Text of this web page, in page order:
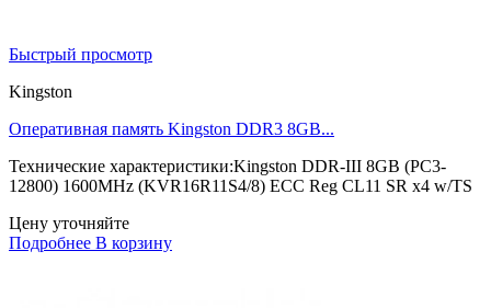
Быстрый просмотр
Kingston
Оперативная память Kingston DDR3 8GB...
Технические характеристики:Kingston DDR-III 8GB (PC3-
12800) 1600MHz (KVR16R11S4/8) ECC Reg CL11 SR x4 w/TS
Цену уточняйте
Подробнее В корзину